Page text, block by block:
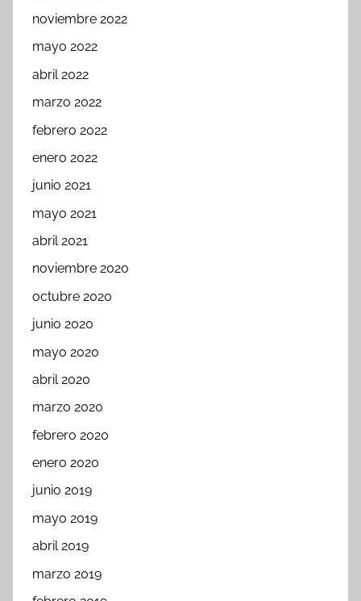
noviembre 2022
mayo 2022
abril 2022
marzo 2022
febrero 2022
enero 2022
junio 2021
mayo 2021
abril 2021
noviembre 2020
octubre 2020
junio 2020
mayo 2020
abril 2020
marzo 2020
febrero 2020
enero 2020
junio 2019
mayo 2019
abril 2019
marzo 2019